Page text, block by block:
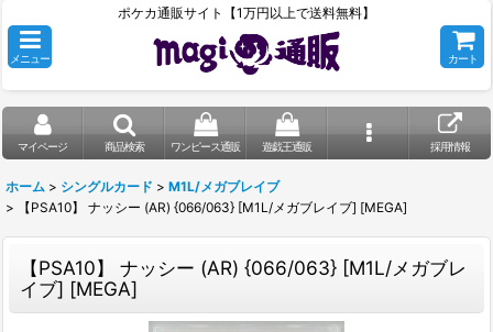
ポケカ通販サイト【1万円以上で送料無料】
メニュー カート
マイページ 商品検索 ワンピース通販 遊戯王通販 採用情報
ホーム > シングルカード > M1L/メガブレイブ
>
【PSA10】 ナッシー (AR) {066/063} [M1L/メガブレイブ] [MEGA]
【PSA10】 ナッシー (AR) {066/063} [M1L/メガブレ
イブ] [MEGA]